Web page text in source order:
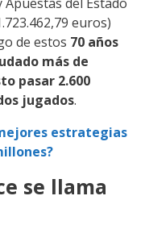
euros)
de estos 70 años
más de
pasar 2.600
jugados.
estrategias
se llama